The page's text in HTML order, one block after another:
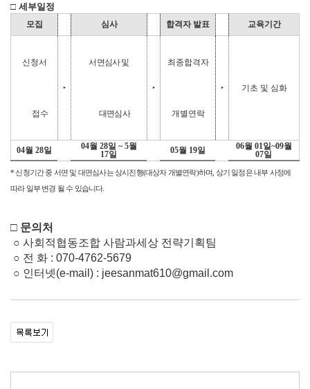
□ 세부일정
모집 심사 합격자 발표 교육기간
신청서
접수
‣
서면심사 및
대면심사
‣
최종합격자
개별연락
‣ 기초 및 심화
04월 28일 04월 28일 ~ 5월
17일 05월 19일 06월 01 일~09월
07일
*신청기간 중 서면 및 대면심사는 상시진행(대상자 개별연락)하며 상기 일정은 내부 사정에
따라 일부 변경 될 수 있습니다.
□ 문의처
○ 사회적협동조합 사람과세상 전략기획팀
○ 전 화 : 070-4762-5679
○ 인터넷(e-mail) : jeesanmat610@gmail.com